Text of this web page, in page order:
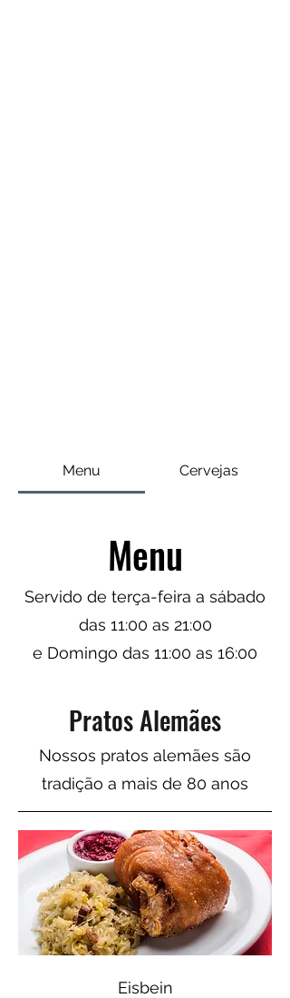
Menu Cervejas
Menu
Servido de terça-feira a sábado
das 11:00 as 21:00
e Domingo das 11:00 as 16:00
Pratos Alemães
Nossos pratos alemães são
tradição a mais de 80 anos
Eisbein